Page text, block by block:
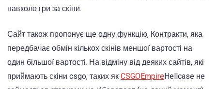
навколо гри за скіни.
Сайт також пропонує ще одну функцію, Контракти, яка
передбачає обмін кількох скінів меншої вартості на
один більшої вартості. На відміну від деяких сайтів, які
приймають скіни csgo, таких як CSGOEmpireHellcase не